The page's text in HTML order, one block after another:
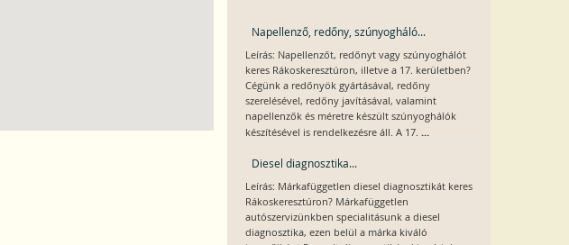
Napellenző, redőny, szúnyogháló...
Leírás: Napellenzőt, redőnyt vagy szúnyoghálót
keres Rákoskeresztúron, illetve a 17. kerületben?
Cégünk a redőnyök gyártásával, redőny
szerelésével, redőny javításával, valamint
napellenzők és méretre készült szúnyoghálók
készítésével is rendelkezésre áll. A 17. ...
Diesel diagnosztika...
Leírás: Márkafüggetlen diesel diagnosztikát keres
Rákoskeresztúron? Márkafüggetlen
autószervizünkben specialitásunk a diesel
diagnosztika, ezen belül a márka kiváló